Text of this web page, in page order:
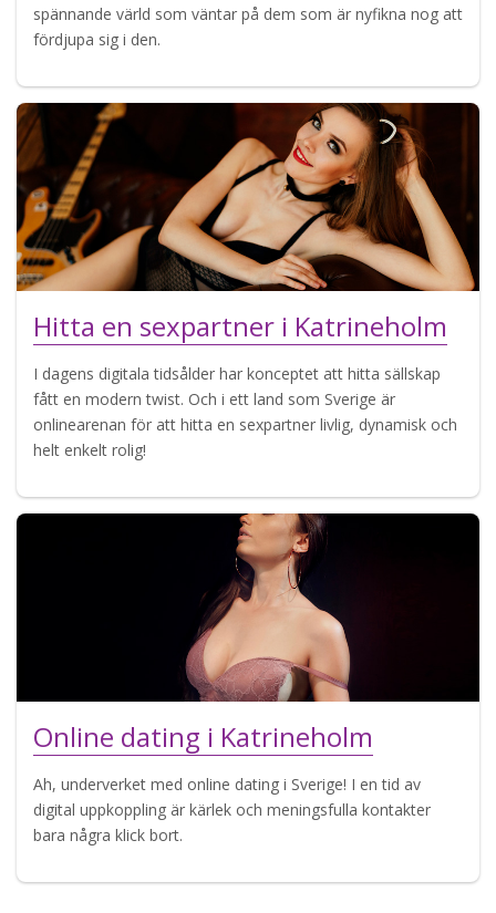
spännande värld som väntar på dem som är nyfikna nog att
fördjupa sig i den.
Hitta en sexpartner i Katrineholm
I dagens digitala tidsålder har konceptet att hitta sällskap
fått en modern twist. Och i ett land som Sverige är
onlinearenan för att hitta en sexpartner livlig, dynamisk och
helt enkelt rolig!
Online dating i Katrineholm
Ah, underverket med online dating i Sverige! I en tid av
digital uppkoppling är kärlek och meningsfulla kontakter
bara några klick bort.